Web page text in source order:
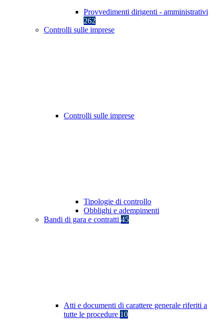
Provvedimenti dirigenti - amministrativi
262
Controlli sulle imprese
Controlli sulle imprese
Tipologie di controllo
Obblighi e adempimenti
Bandi di gara e contratti 45
Atti e documenti di carattere generale riferiti a
tutte le procedure 10